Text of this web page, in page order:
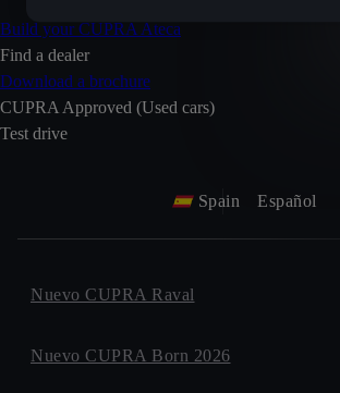
Build your CUPRA Ateca
Find a dealer
Download a brochure
CUPRA Approved (Used cars)
Test drive
Spain Español
Nuevo CUPRA Raval
Nuevo CUPRA Born 2026